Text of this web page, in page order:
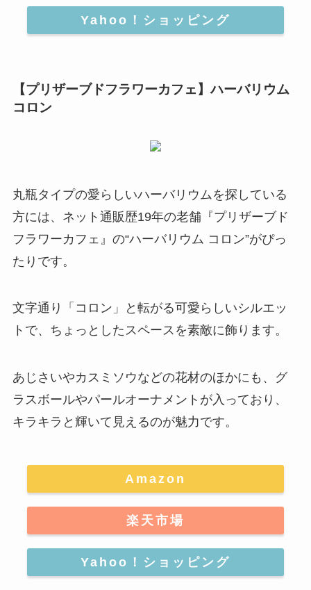
Yahoo！ショッピング
【プリザーブドフラワーカフェ】ハーバリウム
コロン
丸瓶タイプの愛らしいハーバリウムを探している
方には、ネット通販歴19年の老舗『プリザーブド
フラワーカフェ』の“ハーバリウム コロン”がぴっ
たりです。
文字通り「コロン」と転がる可愛らしいシルエッ
トで、 ちょっとしたスペースを素敵に飾ります。
あじさいやカスミソウなどの花材のほかにも、グ
ラスボールやパールオーナメントが入っており、
キラキラと輝いて見えるのが魅力です。
Amazon
楽天市場
Yahoo！ショッピング